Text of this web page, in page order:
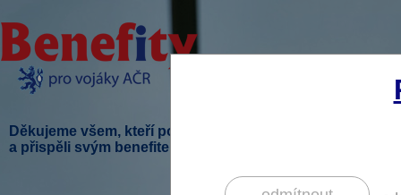
Děkujeme všem, kteří podpořili tento projekt
a přispěli svým benefitem.